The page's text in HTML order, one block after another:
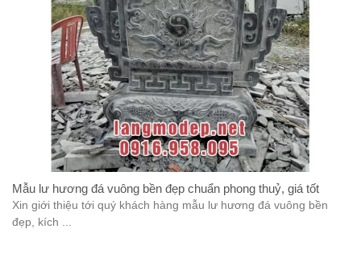
Mẫu lư hương đá vuông bền đẹp chuẩn phong thuỷ, giá tốt
Xin giới thiệu tới quý khách hàng mẫu lư hương đá vuông bền
đẹp, kích ...